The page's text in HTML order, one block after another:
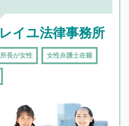
イユ法律事務所
所長が女性 女性弁護士在籍